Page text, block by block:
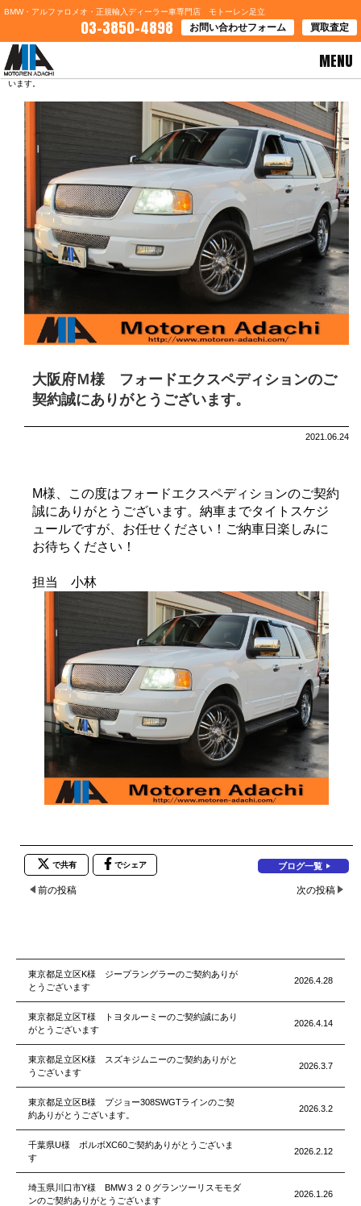
BMW・アルファロメオ・正規輸入ディーラー車専門店 モトーレン足立
03-3850-4898 お問い合わせフォーム 買取査定
MENU
HOME>ブログ一覧
います。
大阪府Ｍ様 フォードエクスペディションのご
契約誠にありがとうございます。
2021.06.24
M様、この度はフォードエクスペディションのご契約
誠にありがとうございます。納車までタイトスケジ
ュールですが、お任せください！ご納車日楽しみに
お待ちください！
担当 小林
で共有 でシェア ブログ一覧
前の投稿 次の投稿
東京都足立区K様 ジープラングラーのご契約ありが
とうございます
2026.4.28
東京都足立区T様 トヨタルーミーのご契約誠にあり
がとうございます
2026.4.14
東京都足立区K様 スズキジムニーのご契約ありがと
うございます
2026.3.7
東京都足立区B様 プジョー308SWGTラインのご契
約ありがとうございます。
2026.3.2
千葉県U様 ボルボXC60ご契約ありがとうございま
す
2026.2.12
埼玉県川口市Y様 BMW３２０グランツーリスモモダ
ンのご契約ありがとうございます
2026.1.26